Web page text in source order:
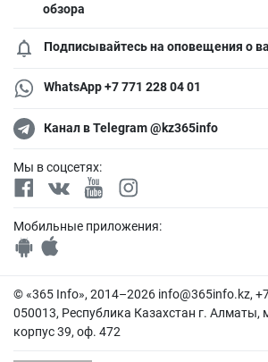
обзора
Подписывайтесь на оповещения о
WhatsApp +7 771 228 04 01
Канал в Telegram @kz365info
Мы в соцсетях:
Мобильные приложения:
© «365 Info», 2014–2026 info@365info.kz,
050013, Республика Казахстан г. Алматы,
корпус 39, оф. 472